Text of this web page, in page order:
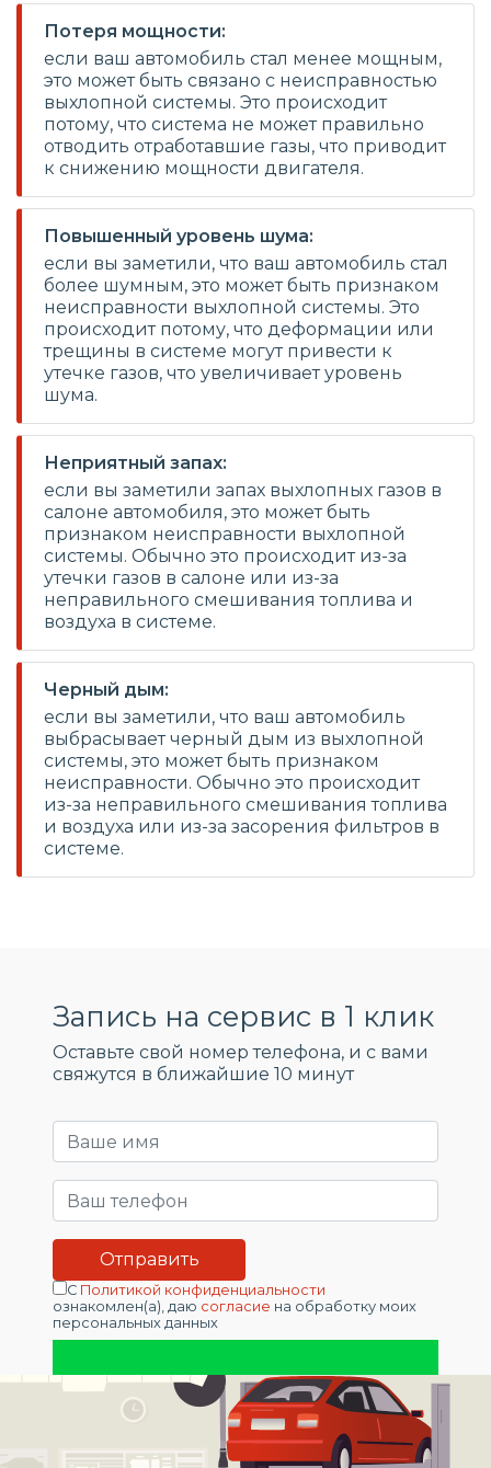
Потеря мощности:
если ваш автомобиль стал менее мощным,
это может быть связано с неисправностью
выхлопной системы. Это происходит
потому, что система не может правильно
отводить отработавшие газы, что приводит
к снижению мощности двигателя.
Повышенный уровень шума:
если вы заметили, что ваш автомобиль стал
более шумным, это может быть признаком
неисправности выхлопной системы. Это
происходит потому, что деформации или
трещины в системе могут привести к
утечке газов, что увеличивает уровень
шума.
Неприятный запах:
если вы заметили запах выхлопных газов в
салоне автомобиля, это может быть
признаком неисправности выхлопной
системы. Обычно это происходит из-за
утечки газов в салоне или из-за
неправильного смешивания топлива и
воздуха в системе.
Черный дым:
если вы заметили, что ваш автомобиль
выбрасывает черный дым из выхлопной
системы, это может быть признаком
неисправности. Обычно это происходит
из-за неправильного смешивания топлива
и воздуха или из-за засорения фильтров в
системе.
Запись на сервис в 1 клик
Оставьте свой номер телефона, и c вами
свяжутся в ближайшие 10 минут
С Политикой конфиденциальности
ознакомлен(а), даю согласие на обработку моих
персональных данных